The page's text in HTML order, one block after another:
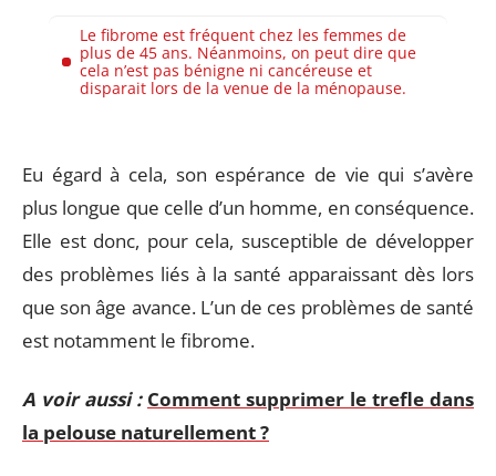
Le fibrome est fréquent chez les femmes de
plus de 45 ans. Néanmoins, on peut dire que
cela n’est pas bénigne ni cancéreuse et
disparait lors de la venue de la ménopause.
Eu égard à cela, son espérance de vie qui s’avère
plus longue que celle d’un homme, en conséquence.
Elle est donc, pour cela, susceptible de développer
des problèmes liés à la santé apparaissant dès lors
que son âge avance. L’un de ces problèmes de santé
est notamment le fibrome.
A voir aussi : Comment supprimer le trefle dans
la pelouse naturellement ?